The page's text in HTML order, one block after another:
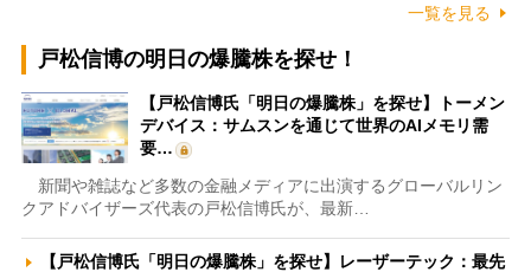
一覧を見る
戸松信博の明日の爆騰株を探せ！
【戸松信博氏「明日の爆騰株」を探せ】トーメン
デバイス：サムスンを通じて世界のAIメモリ需
要…
新聞や雑誌など多数の金融メディアに出演するグローバルリン
クアドバイザーズ代表の戸松信博氏が、最新…
【戸松信博氏「明日の爆騰株」を探せ】レーザーテック：最先